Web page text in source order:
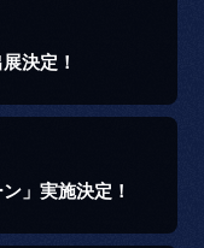
決定！
」実施決定！